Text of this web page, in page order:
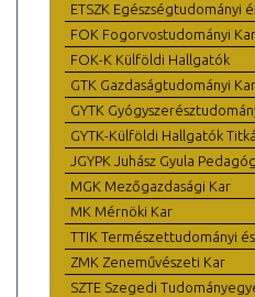
ETSZK Egészségtudományi
FOK Fogorvostudományi Kar
FOK-K Külföldi Hallgatók
GTK Gazdaságtudományi Kar
GYTK
GYTK-Külföldi Hallgatók
JGYPK Juhász Gyula
MGK Mezőgazdasági Kar
MK Mérnöki Kar
TTIK Természettudományi
ZMK Zeneművészeti Kar
SZTE Szegedi